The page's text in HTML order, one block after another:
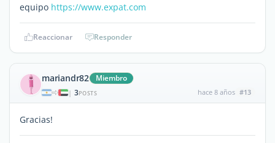
equipo https://www.expat.com
Reaccionar Responder
mariandr82 Miembro
| 3POSTS hace 8 años #13
Gracias!